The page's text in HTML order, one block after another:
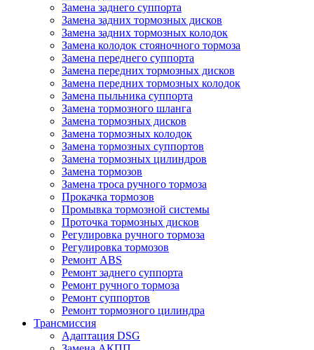
Замена заднего суппорта
Замена задних тормозных дисков
Замена задних тормозных колодок
Замена колодок стояночного тормоза
Замена переднего суппорта
Замена передних тормозных дисков
Замена передних тормозных колодок
Замена пыльника суппорта
Замена тормозного шланга
Замена тормозных дисков
Замена тормозных колодок
Замена тормозных суппортов
Замена тормозных цилиндров
Замена тормозов
Замена троса ручного тормоза
Прокачка тормозов
Промывка тормозной системы
Проточка тормозных дисков
Регулировка ручного тормоза
Регулировка тормозов
Ремонт ABS
Ремонт заднего суппорта
Ремонт ручного тормоза
Ремонт суппортов
Ремонт тормозного цилиндра
Трансмиссия
Адаптация DSG